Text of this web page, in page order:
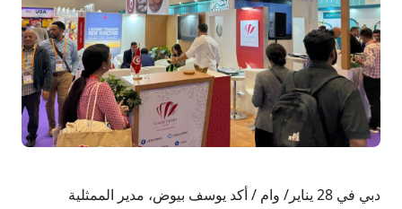
دبي في 28 يناير/ وام / أكد يوسف بيوض، مدير الممثلية